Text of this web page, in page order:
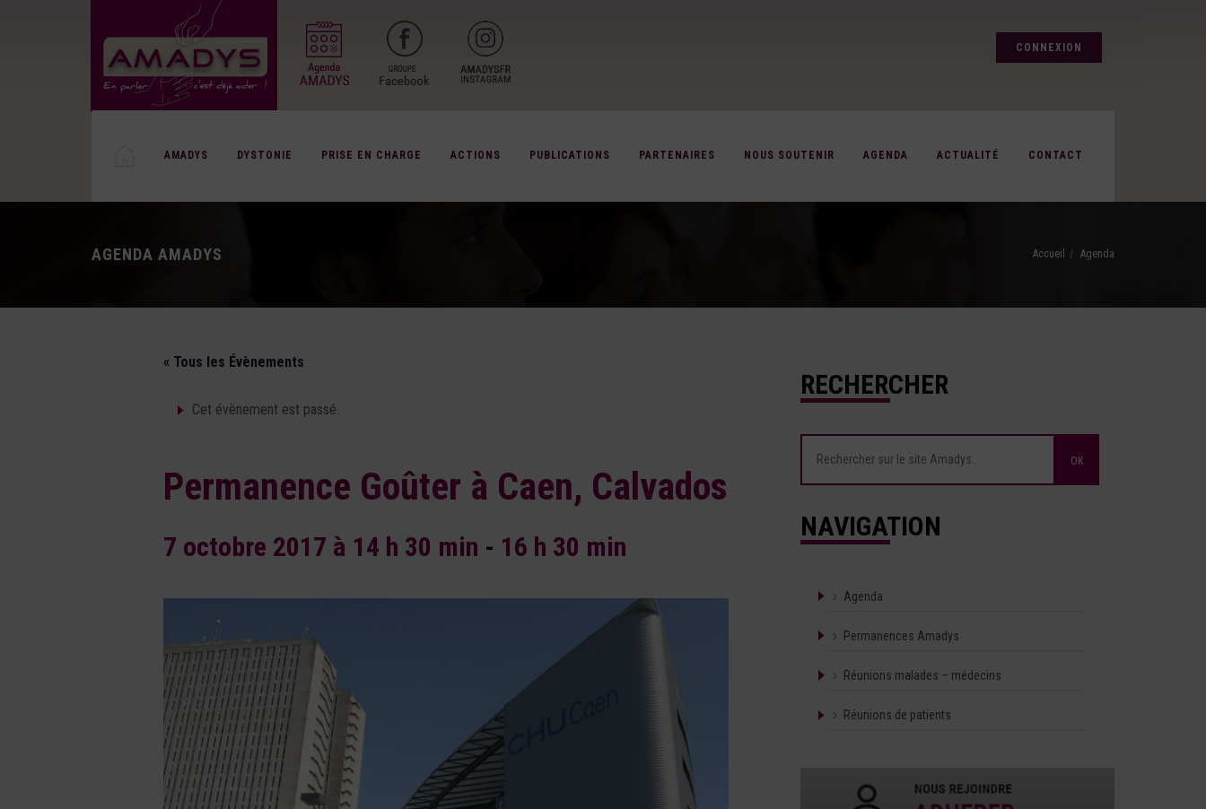
CONNEXION
AMADYS DYSTONIE PRISE EN CHARGE ACTIONS PUBLICATIONS PARTENAIRES NOUS SOUTENIR AGENDA ACTUALITÉ CONTACT
AGENDA AMADYS Accueil Agenda
« Tous les Évènements
Cet évènement est passé.
Permanence Goûter à Caen, Calvados
7 octobre 2017 à 14 h 30 min - 16 h 30 min
RECHERCHER
NAVIGATION
Agenda
Permanences Amadys
Réunions malades – médecins
Réunions de patients